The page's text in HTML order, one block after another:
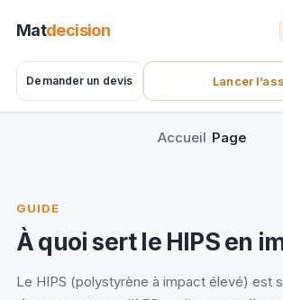
Matdecision
Demander un devis
(nouvel onglet) Lancer
Accueil Page
GUIDE
À quoi sert le HIPS en
Le HIPS (polystyrène à impact élevé) est